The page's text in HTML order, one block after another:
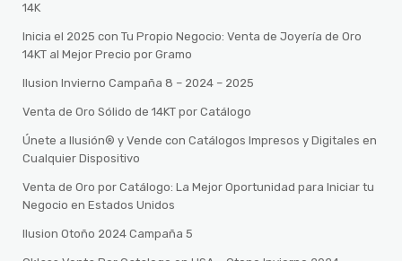
14K
Inicia el 2025 con Tu Propio Negocio: Venta de Joyería de Oro
14KT al Mejor Precio por Gramo
Ilusion Invierno Campaña 8 – 2024 – 2025
Venta de Oro Sólido de 14KT por Catálogo
Únete a Ilusión® y Vende con Catálogos Impresos y Digitales en
Cualquier Dispositivo
Venta de Oro por Catálogo: La Mejor Oportunidad para Iniciar tu
Negocio en Estados Unidos
Ilusion Otoño 2024 Campaña 5